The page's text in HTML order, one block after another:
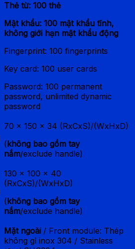
Thẻ từ: 100 thẻ
Mật khẩu: 100 mật khẩu tĩnh,
không giới hạn mật khẩu động
Fingerprint: 100 fingerprints
Key card: 100 user cards
Password: 100 permanent
password, unlimited dynamic
password
70 x 150 x 34 (RxCxS)/(WxHxD)
(không bao gồm tay
nắm/exclude handle)
130 x 100 x 40
(RxCxS)/(WxHxD)
(không bao gồm tay
nắm/exclude handle)
Mặt ngoài / Front module: Thép
không gỉ inox 304 / Stainless